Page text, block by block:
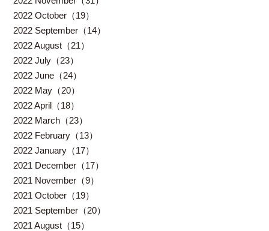
2022 October（19）
2022 September（14）
2022 August（21）
2022 July（23）
2022 June（24）
2022 May（20）
2022 April（18）
2022 March（23）
2022 February（13）
2022 January（17）
2021 December（17）
2021 November（9）
2021 October（19）
2021 September（20）
2021 August（15）